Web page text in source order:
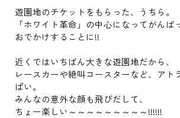
遊園地のチケットをもらった、うちら。
「ホワイト革命」の中心になってがんば
おでかけすることに!!
近くではいちばん大きな遊園地だから、
レースカーや絶叫コースターなど、アト
ぱい。
みんなの意外な顔も飛びだして、
ちょー楽しい～～～～～～～～～!!!!!!